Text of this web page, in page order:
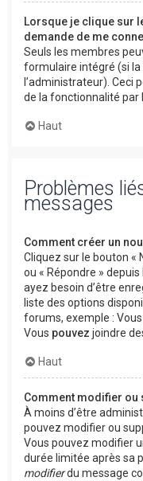
Lorsque je clique sur
demande de me
Seuls les membres
formulaire intégré (si
l’administrateur). Ceci
de la fonctionnalité par
Haut
Problèmes
messages
Comment créer un
Cliquez sur le bouton «
ou « Répondre »
ayez besoin d’être
liste des options
forums, exemple : Vous
Vous pouvez joindre
Haut
Comment modifier ou
À moins d’être
pouvez modifier ou
Vous pouvez modifier
durée limitée après sa
modifierdu message